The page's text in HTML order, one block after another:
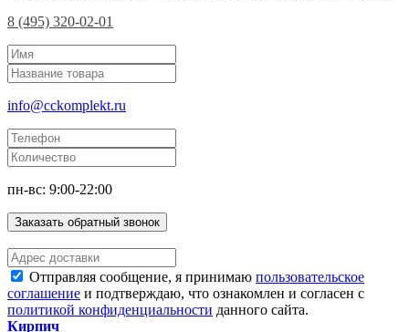
8 (495) 320-02-01
info@cckomplekt.ru
пн-вс: 9:00-22:00
Заказать обратный звонок
Отправляя сообщение, я принимаю пользовательское
соглашение и подтверждаю, что ознакомлен и согласен с
политикой конфиденциальности данного сайта.
Кирпич